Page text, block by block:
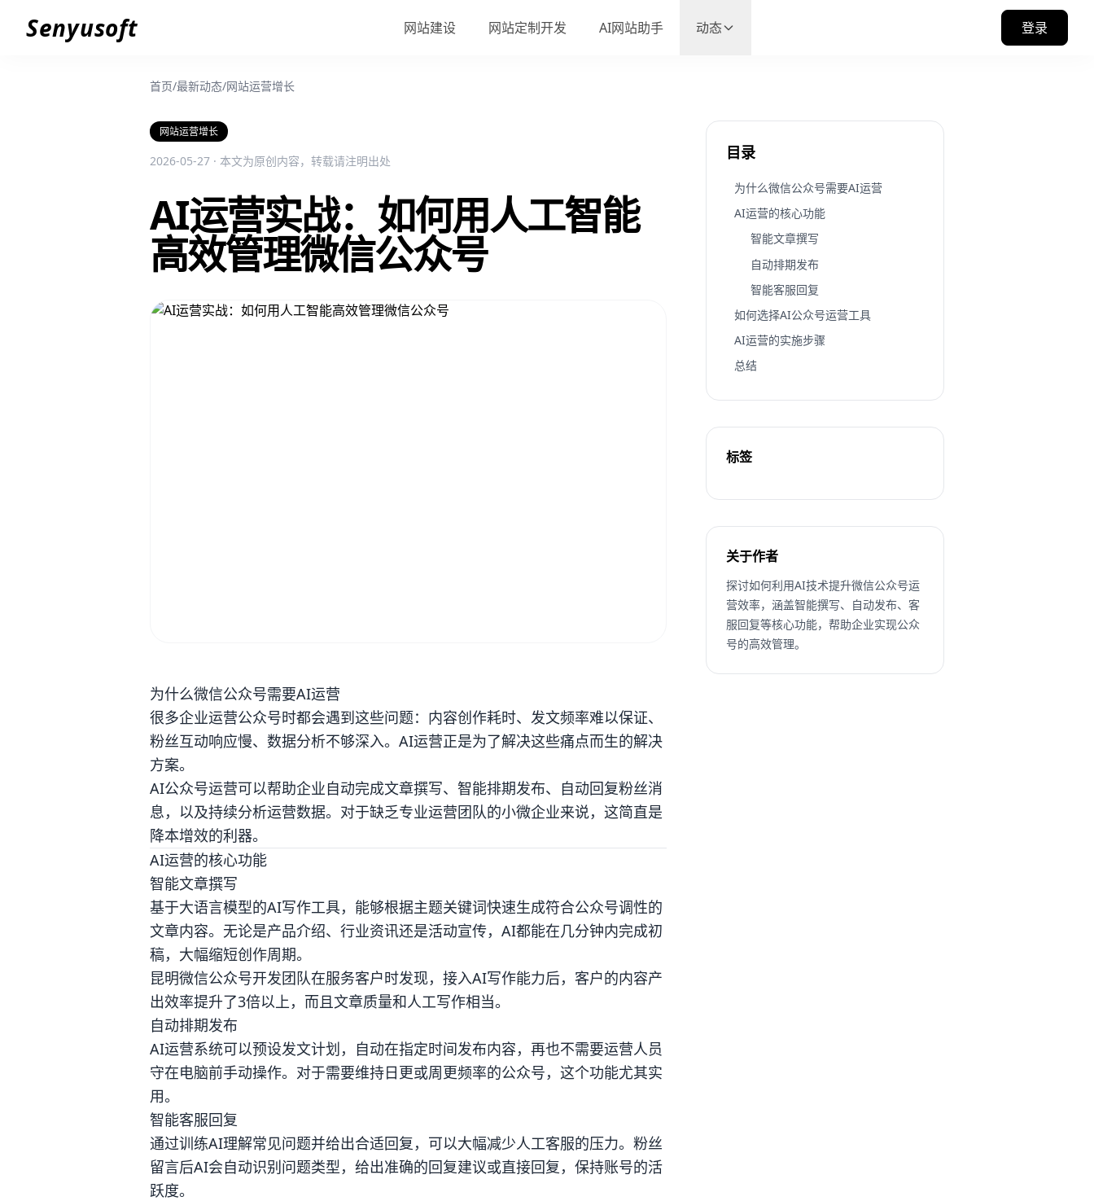
Senyusoft 网站建设 网站定制开发 AI网站助手 动态 登录
首页/最新动态/网站运营增长
网站运营增长
2026-05-27 · 本文为原创内容，转载请注明出处
AI运营实战：如何用人工智能
高效管理微信公众号
为什么微信公众号需要AI运营
很多企业运营公众号时都会遇到这些问题：内容创作耗时、发文频率难以保证、
粉丝互动响应慢、数据分析不够深入。AI运营正是为了解决这些痛点而生的解决
方案。
AI公众号运营可以帮助企业自动完成文章撰写、智能排期发布、自动回复粉丝消
息，以及持续分析运营数据。对于缺乏专业运营团队的小微企业来说，这简直是
降本增效的利器。
AI运营的核心功能
智能文章撰写
基于大语言模型的AI写作工具，能够根据主题关键词快速生成符合公众号调性的
文章内容。无论是产品介绍、行业资讯还是活动宣传，AI都能在几分钟内完成初
稿，大幅缩短创作周期。
昆明微信公众号开发团队在服务客户时发现，接入AI写作能力后，客户的内容产
出效率提升了3倍以上，而且文章质量和人工写作相当。
自动排期发布
AI运营系统可以预设发文计划，自动在指定时间发布内容，再也不需要运营人员
守在电脑前手动操作。对于需要维持日更或周更频率的公众号，这个功能尤其实
用。
智能客服回复
通过训练AI理解常见问题并给出合适回复，可以大幅减少人工客服的压力。粉丝
留言后AI会自动识别问题类型，给出准确的回复建议或直接回复，保持账号的活
跃度。
目录
为什么微信公众号需要AI运营
AI运营的核心功能
智能文章撰写
自动排期发布
智能客服回复
如何选择AI公众号运营工具
AI运营的实施步骤
总结
标签
关于作者
探讨如何利用AI技术提升微信公众号运
营效率，涵盖智能撰写、自动发布、客
服回复等核心功能，帮助企业实现公众
号的高效管理。